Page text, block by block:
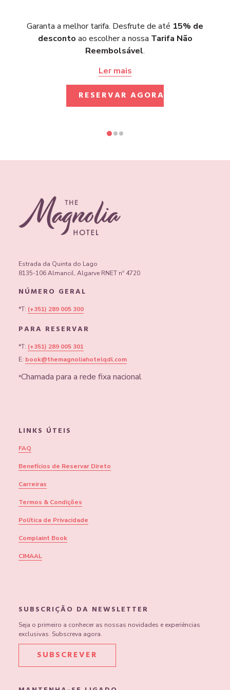
Garanta a melhor tarifa. Desfrute de até 15% de
desconto ao escolher a nossa Tarifa Não
Reembolsável.
Ler mais
RESERVAR AGORA
Estrada da Quinta do Lago
8135-106 Almancil, Algarve RNET nº 4720
NÚMERO GERAL
*T: (+351) 289 005 300
PARA RESERVAR
*T: (+351) 289 005 301
E: book@themagnoliahotelqdl.com
*Chamada para a rede fixa nacional
LINKS ÚTEIS
FAQ
Benefícios de Reservar Direto
Carreiras
Termos & Condições
Política de Privacidade
Complaint Book
CIMAAL
SUBSCRIÇÃO DA NEWSLETTER
Seja o primeiro a conhecer as nossas novidades e experiências
exclusivas. Subscreva agora.
SUBSCREVER